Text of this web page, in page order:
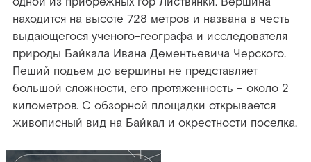
находится на высоте 728 метров и названа в честь
выдающегося ученого-географа и исследователя
природы Байкала Ивана Дементьевича Черского.
Пеший подъем до вершины не представляет
большой сложности, его протяженность – около 2
километров. С обзорной площадки открывается
живописный вид на Байкал и окрестности поселка.